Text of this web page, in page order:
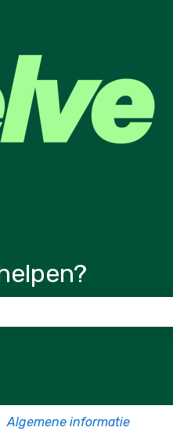
Algemene informatie